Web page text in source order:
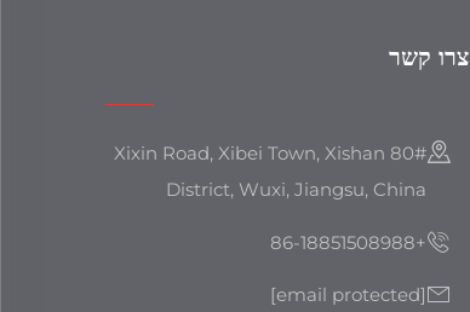
צרו קשר
80# Xixin Road, Xibei Town, Xishan
District, Wuxi, Jiangsu, China
+86-18851508988
[email protected]